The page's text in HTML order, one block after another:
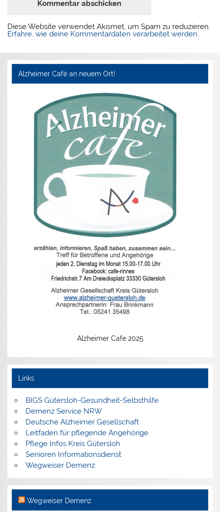
Diese Website verwendet Akismet, um Spam zu reduzieren.
Erfahre, wie deine Kommentardaten verarbeitet werden.
Alzheimer Café an neuem Ort!
Alzheimer Cafe 2025
Links
BIGS Gütersloh-Gesundheit-Selbsthilfe
Demenz Service NRW
Deutsche Alzheimer Gesellschaft
Leitfaden für pflegende Angehörige
Pflege Infos Kreis Gütersloh
Senioren Informationsdienst
Wegweiser Demenz
Wegweiser Demenz